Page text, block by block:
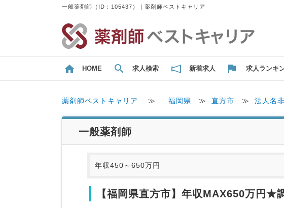
一般薬剤師（ID：105437）｜薬剤師ベストキャリア
HOME 求人検索 新着求人 求人ランキ
薬剤師ベストキャリア ≫ 福岡県 ≫ 直方市 ≫ 法人名
一般薬剤師
年収450～650万円
【福岡県直方市】年収MAX650万円★